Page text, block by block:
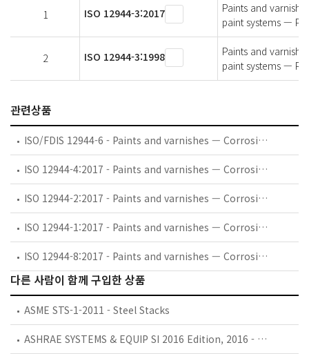
1 ISO 12944-3:2017
Paints and
paint systems —
2 ISO 12944-3:1998
Paints and
paint systems —
관련상품
ISO/FDIS 12944-6 - Paints and varnishes — Corrosion protection of steel structures by protective paint systems — Part 6: Laboratory performance test methods and associated assessment criteria
ISO 12944-4:2017 - Paints and varnishes — Corrosion protection of steel structures by protective paint systems — Part 4: Types of surface and surface preparation
ISO 12944-2:2017 - Paints and varnishes — Corrosion protection of steel structures by protective paint systems — Part 2: Classification of environments
ISO 12944-1:2017 - Paints and varnishes — Corrosion protection of steel structures by protective paint systems — Part 1: General introduction
ISO 12944-8:2017 - Paints and varnishes — Corrosion protection of steel structures by protective paint systems — Part 8: Development of specifications for new work and maintenance
다른 사람이 함께 구입한 상품
ASME STS-1-2011 - Steel Stacks
ASHRAE SYSTEMS & EQUIP SI 2016 Edition, 2016 - 2016 ASHRAE Handbook HVAC Systems and Equipment SI Edition